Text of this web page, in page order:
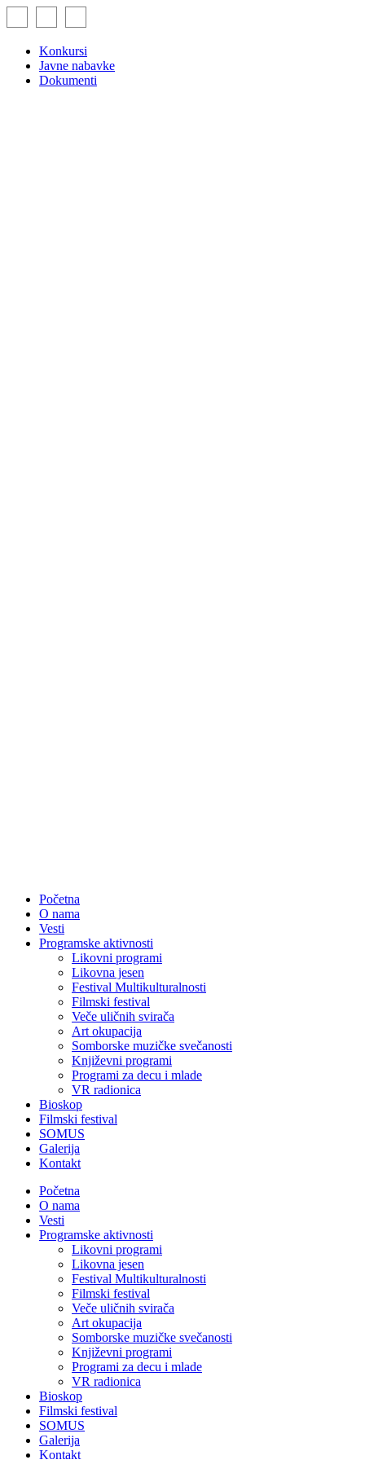
to
Konkursi
Javne nabavke
Dokumenti
Početna
O nama
Vesti
Programske aktivnosti
Likovni programi
Likovna jesen
Festival Multikulturalnosti
Filmski festival
Veče uličnih svirača
Art okupacija
Somborske muzičke svečanosti
Književni programi
Programi za decu i mlade
VR radionica
Bioskop
Filmski festival
SOMUS
Galerija
Kontakt
Početna
O nama
Vesti
Programske aktivnosti
Likovni programi
Likovna jesen
Festival Multikulturalnosti
Filmski festival
Veče uličnih svirača
Art okupacija
Somborske muzičke svečanosti
Književni programi
Programi za decu i mlade
VR radionica
Bioskop
Filmski festival
SOMUS
Galerija
Kontakt